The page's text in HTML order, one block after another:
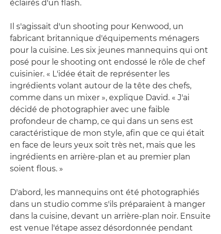
éclairés d'un flash.
Il s'agissait d'un shooting pour Kenwood, un
fabricant britannique d'équipements ménagers
pour la cuisine. Les six jeunes mannequins qui ont
posé pour le shooting ont endossé le rôle de chef
cuisinier. « L'idée était de représenter les
ingrédients volant autour de la tête des chefs,
comme dans un mixer », explique David. « J'ai
décidé de photographier avec une faible
profondeur de champ, ce qui dans un sens est
caractéristique de mon style, afin que ce qui était
en face de leurs yeux soit très net, mais que les
ingrédients en arrière-plan et au premier plan
soient flous. »
D'abord, les mannequins ont été photographiés
dans un studio comme s'ils préparaient à manger
dans la cuisine, devant un arrière-plan noir. Ensuite
est venue l'étape assez désordonnée pendant